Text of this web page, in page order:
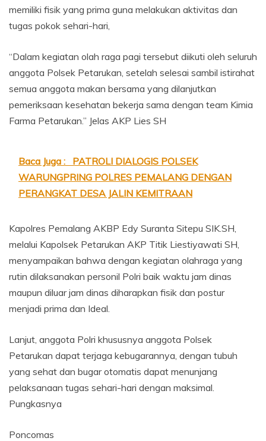
memiliki fisik yang prima guna melakukan aktivitas dan
tugas pokok sehari-hari,
“Dalam kegiatan olah raga pagi tersebut diikuti oleh seluruh
anggota Polsek Petarukan, setelah selesai sambil istirahat
semua anggota makan bersama yang dilanjutkan
pemeriksaan kesehatan bekerja sama dengan team Kimia
Farma Petarukan.” Jelas AKP Lies SH
Baca Juga :
PATROLI DIALOGIS POLSEK
WARUNGPRING POLRES PEMALANG DENGAN
PERANGKAT DESA JALIN KEMITRAAN
Kapolres Pemalang AKBP Edy Suranta Sitepu SIK.SH,
melalui Kapolsek Petarukan AKP Titik Liestiyawati SH,
menyampaikan bahwa dengan kegiatan olahraga yang
rutin dilaksanakan personil Polri baik waktu jam dinas
maupun diluar jam dinas diharapkan fisik dan postur
menjadi prima dan Ideal.
Lanjut, anggota Polri khususnya anggota Polsek
Petarukan dapat terjaga kebugarannya, dengan tubuh
yang sehat dan bugar otomatis dapat menunjang
pelaksanaan tugas sehari-hari dengan maksimal.
Pungkasnya
Poncomas